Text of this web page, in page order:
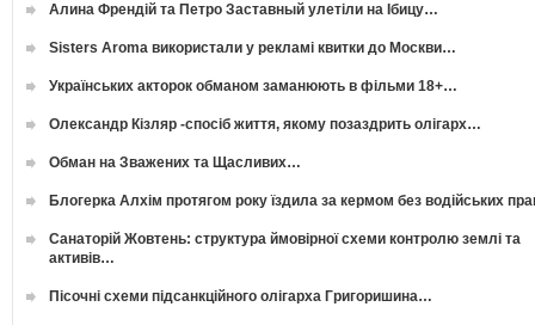
Алина Френдій та Петро Заставный улетіли на Ібицу…
Sisters Aroma використали у рекламі квитки до Москви…
Українських акторок обманом заманюють в фільми 18+…
Олександр Кізляр -спосіб життя, якому позаздрить олігарх…
Обман на Зважених та Щасливих…
Блогерка Алхім протягом року їздила за кермом без водійських
Санаторій Жовтень: структура ймовірної схеми контролю землі та
активів…
Пісочні схеми підсанкційного олігарха Григоришина…